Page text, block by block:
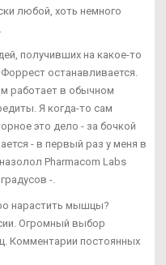
любой, хоть немного
получивших на какое-то
останавливается.
работает в обычном
Я когда-то сам
это дело - за бочкой
- в первый раз у меня в
Pharmacom Labs
-.
нарастить мышцы?
Огромный выбор
Комментарии постоянных